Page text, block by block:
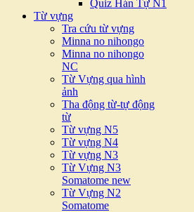
Quiz Hán Tự N1
Từ vựng
Tra cứu từ vựng
Minna no nihongo
Minna no nihongo
NC
Từ Vựng qua hình
ảnh
Tha động từ-tự động
từ
Từ vựng N5
Từ vựng N4
Từ vựng N3
Từ Vựng N3
Somatome new
Từ Vựng N2
Somatome